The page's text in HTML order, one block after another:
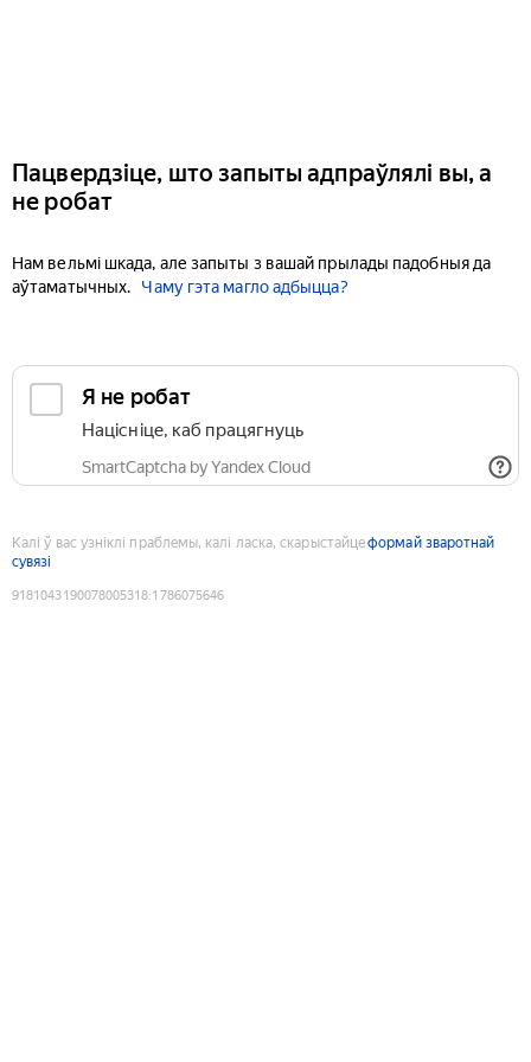
Пацвердзіце, што запыты адпраўлялі вы, а
не робат
Нам вельмі шкада, але запыты з вашай прылады падобныя да
аўтаматычных.
Чаму гэта магло адбыцца?
Я не робат
Націсніце, каб працягнуць
SmartCaptcha by Yandex Cloud
Калі ў вас узніклі праблемы, калі ласка, скарыстайцеформай зваротнай
сувязі
9181043190078005318:1786075646